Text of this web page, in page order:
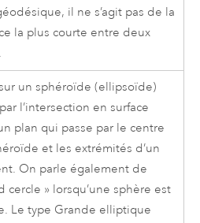
il ne s’agit pas de la
la plus courte entre deux
un sphéroïde (ellipsoïde)
l’intersection en surface
plan qui passe par le centre
et les extrémités d’un
On parle également de
cercle » lorsqu’une sphère est
Le type Grande elliptique